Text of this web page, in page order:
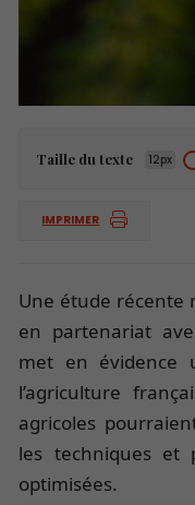
Taille du texte 12px
IMPRIMER
Une étude récente
en partenariat
met en évidence
l’agriculture
agricoles
les techniques et
optimisées.